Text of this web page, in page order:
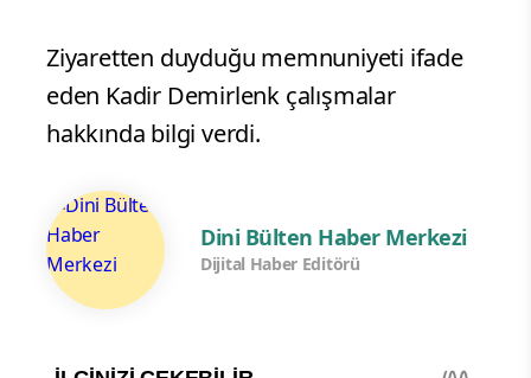
Ziyaretten duyduğu memnuniyeti ifade
eden Kadir Demirlenk çalışmalar
hakkında bilgi verdi.
Dini Bülten Haber Merkezi
Dijital Haber Editörü